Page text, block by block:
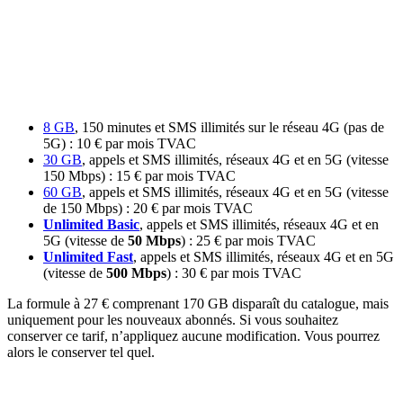
8 GB, 150 minutes et SMS illimités sur le réseau 4G (pas de
5G) : 10 € par mois TVAC
30 GB, appels et SMS illimités, réseaux 4G et en 5G (vitesse
150 Mbps) : 15 € par mois TVAC
60 GB, appels et SMS illimités, réseaux 4G et en 5G (vitesse
de 150 Mbps) : 20 € par mois TVAC
Unlimited Basic, appels et SMS illimités, réseaux 4G et en
5G (vitesse de 50 Mbps) : 25 € par mois TVAC
Unlimited Fast, appels et SMS illimités, réseaux 4G et en 5G
(vitesse de 500 Mbps) : 30 € par mois TVAC
La formule à 27 € comprenant 170 GB disparaît du catalogue, mais
uniquement pour les nouveaux abonnés. Si vous souhaitez
conserver ce tarif, n’appliquez aucune modification. Vous pourrez
alors le conserver tel quel.